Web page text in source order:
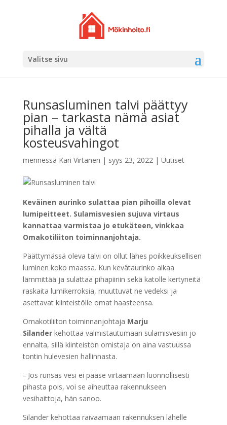
Valitse sivu
Runsasluminen talvi päättyy
pian – tarkasta nämä asiat
pihalla ja vältä
kosteusvahingot
mennessä Kari Virtanen | syys 23, 2022| Uutiset
Keväinen aurinko sulattaa pian pihoilla olevat
lumipeitteet. Sulamisvesien sujuva virtaus
kannattaa varmistaa jo etukäteen, vinkkaa
Omakotiliiton toiminnanjohtaja.
Päättymässä oleva talvi on ollut lähes poikkeuksellisen
luminen koko maassa. Kun kevätaurinko alkaa
lämmittää ja sulattaa pihapiiriin sekä katolle kertyneitä
raskaita lumikerroksia, muuttuvat ne vedeksi ja
asettavat kiinteistölle omat haasteensa.
Omakotiliiton toiminnanjohtaja Marju
Silanderkehottaa valmistautumaan sulamisvesiin jo
ennalta, sillä kiinteistön omistaja on aina vastuussa
tontin hulevesien hallinnasta.
– Jos runsas vesi ei pääse virtaamaan luonnollisesti
pihasta pois, voi se aiheuttaa rakennukseen
vesihaittoja, hän sanoo.
Silander kehottaa raivaamaan rakennuksen lähelle